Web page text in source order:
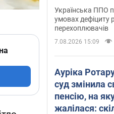
цифру
Українська ППО
умовах дефіциту
перехоплювачів
7.08.2026 15:09
Ауріка
суд змінила
пенсію, на
жалілася: